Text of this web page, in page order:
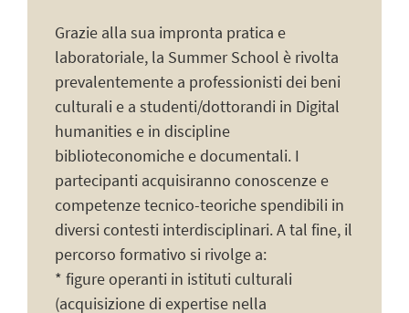
Grazie alla sua impronta pratica e
laboratoriale, la Summer School è rivolta
prevalentemente a professionisti dei beni
culturali e a studenti/dottorandi in Digital
humanities e in discipline
biblioteconomiche e documentali. I
partecipanti acquisiranno conoscenze e
competenze tecnico-teoriche spendibili in
diversi contesti interdisciplinari. A tal fine, il
percorso formativo si rivolge a:
* figure operanti in istituti culturali
(acquisizione di expertise nella